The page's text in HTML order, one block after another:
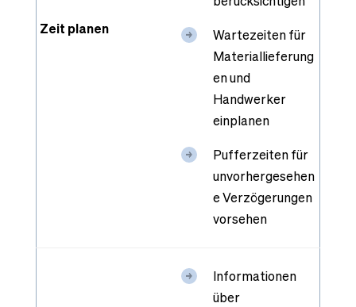
Zeit planen
Wartezeiten für
Materiallieferung
en und
Handwerker
einplanen
Pufferzeiten für
unvorhergesehen
e Verzögerungen
vorsehen
Informationen
über